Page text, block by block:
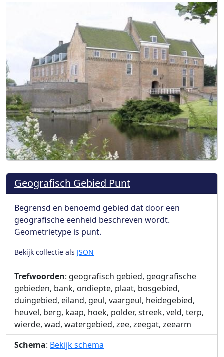
Geografisch Gebied Punt
Begrensd en benoemd gebied dat door een
geografische eenheid beschreven wordt.
Geometrietype is punt.
Bekijk collectie als JSON
Trefwoorden: geografisch gebied, geografische
gebieden, bank, ondiepte, plaat, bosgebied,
duingebied, eiland, geul, vaargeul, heidegebied,
heuvel, berg, kaap, hoek, polder, streek, veld, terp,
wierde, wad, watergebied, zee, zeegat, zeearm
Schema: Bekijk schema